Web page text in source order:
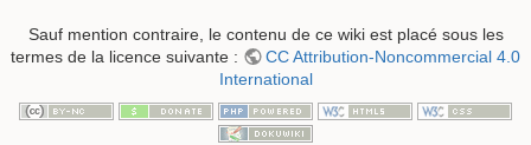
Sauf mention contraire, le contenu de ce wiki est placé sous les
termes de la licence suivante :
CC Attribution-Noncommercial 4.0
International